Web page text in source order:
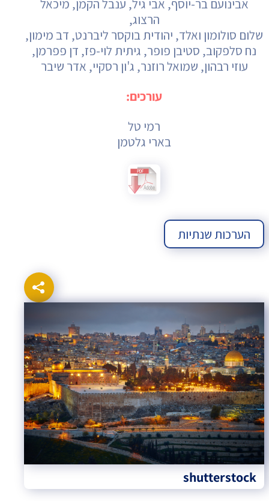
הערכות שנתיות
אבינועם בר-יוסף, אבי גיל, ענבל הקמן, מיכאל
הרצוג,
שלום סולומון ואלד, יהודית בוקסר ליברנט, דב מימון,
נח סלפקוב, סטיבן פופר, גיתית לוי-פז, דן פפרמן,
עוזי רבהון, שמואל רוזנר, ג'ון רסקיי, אדר שיבר
עורכים:
רמי טל
בארי גלטמן
shutterstock